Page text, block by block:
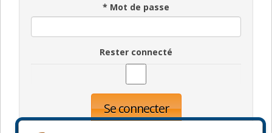
* Mot de passe
Rester connecté
Se connecter